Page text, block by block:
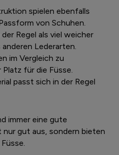
spielen ebenfalls
von Schuhen.
Regel als viel weicher
Lederarten.
im Vergleich zu
für die Füsse.
passt sich in der Regel
immer eine gute
gut aus, sondern bieten